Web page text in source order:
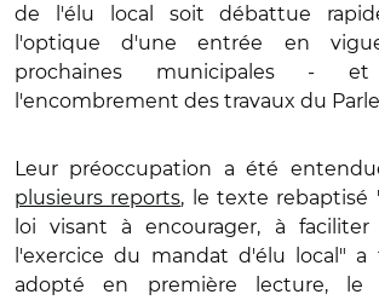
de l'élu local soit débattue
l'optique d'une entrée en
prochaines municipales -
l'encombrement des travaux du
Leur préoccupation a été
plusieurs reports, le texte rebaptisé
loi visant à encourager, à
l'exercice du mandat d'élu local"
adopté en première lecture, le